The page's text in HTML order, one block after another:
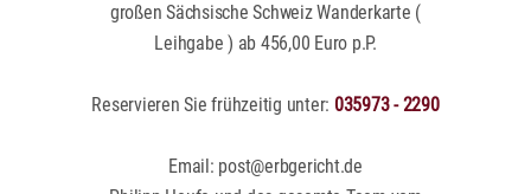
01833 Stolpen OT Heeselicht Tel.: +49
35973 2290 E-Mail: post@erbgericht.de
Wir freuen uns, Sie bei uns begrüßen zu
großen Sächsische Schweiz Wanderkarte (
Leihgabe ) ab 456,00 Euro p.P.
Reservieren Sie frühzeitig unter: 035973 - 2290
Email: post@erbgericht.de